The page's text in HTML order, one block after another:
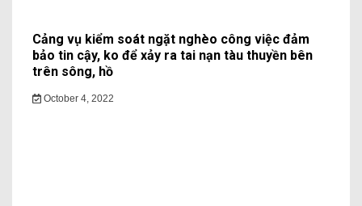
Cảng vụ kiểm soát ngặt nghèo công việc đảm
bảo tin cậy, ko để xảy ra tai nạn tàu thuyền bên
trên sông, hồ
October 4, 2022